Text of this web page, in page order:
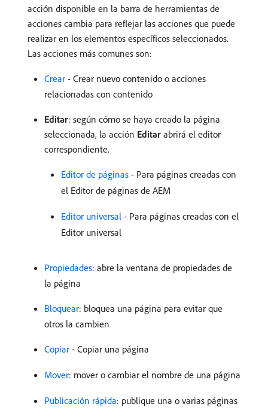
acción disponible en la barra de herramientas de
acciones cambia para reflejar las acciones que puede
realizar en los elementos específicos seleccionados.
Las acciones más comunes son:
Crear - Crear nuevo contenido o acciones
relacionadas con contenido
Editar: según cómo se haya creado la página
seleccionada, la acción Editar abrirá el editor
correspondiente.
Editor de páginas - Para páginas creadas con
el Editor de páginas de AEM
Editor universal - Para páginas creadas con el
Editor universal
Propiedades: abre la ventana de propiedades de
la página
Bloquear: bloquea una página para evitar que
otros la cambien
Copiar - Copiar una página
Mover: mover o cambiar el nombre de una página
Publicación rápida: publique una o varias páginas